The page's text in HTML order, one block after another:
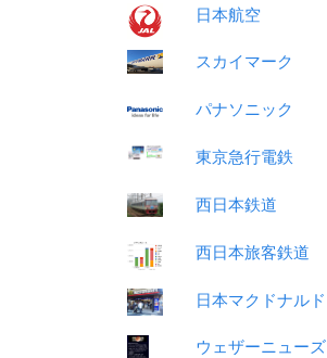
日本航空
スカイマーク
パナソニック
東京急行電鉄
西日本鉄道
西日本旅客鉄道
日本マクドナルド
ウェザーニューズ